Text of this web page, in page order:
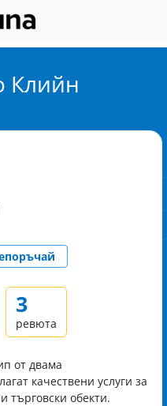
Клийн
3
ревюта
от двама
качествени услуги за
търговски обекти.